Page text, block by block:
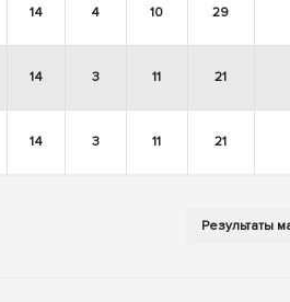
14 4 10 29
14 3 11 21
14 3 11 21